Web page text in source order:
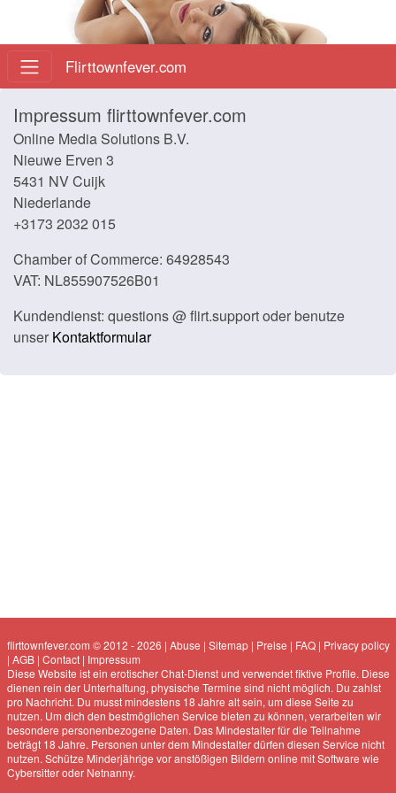
Flirttownfever.com
Impressum flirttownfever.com
Online Media Solutions B.V.
Nieuwe Erven 3
5431 NV Cuijk
Niederlande
+3173 2032 015
Chamber of Commerce: 64928543
VAT: NL855907526B01
Kundendienst: questions @ flirt.support oder benutze
unser Kontaktformular
flirttownfever.com © 2012 - 2026 | Abuse | Sitemap| Preise | FAQ| Privacy policy
| AGB| Contact| Impressum
Diese Website ist ein erotischer Chat-Dienst und verwendet fiktive Profile. Diese
dienen rein der Unterhaltung, physische Termine sind nicht möglich. Du zahlst
pro Nachricht. Du musst mindestens 18 Jahre alt sein, um diese Seite zu
nutzen. Um dich den bestmöglichen Service bieten zu können, verarbeiten wir
besondere personenbezogene Daten. Das Mindestalter für die Teilnahme
beträgt 18 Jahre. Personen unter dem Mindestalter dürfen diesen Service nicht
nutzen. Schütze Minderjährige vor anstößigen Bildern online mit Software wie
Cybersitter oder Netnanny.